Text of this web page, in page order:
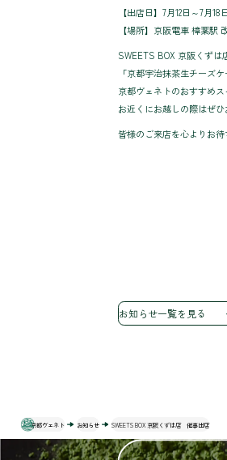
【出店日】7月12日～7月18日
【場所】京阪電車 樟葉駅
SWEETS BOX 京阪くず
「京都宇治抹茶生チーズ
京都ヴェネトのおすすめス
お近くにお越しの際はぜひ
皆様のご来店を心よりお待
お知らせ一覧を見る
京都ヴェネト お知らせ SWEETS BOX 京阪くずは店 催事出店